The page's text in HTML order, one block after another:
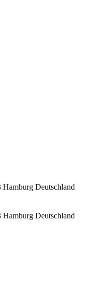
Hamburg Deutschland
Hamburg Deutschland